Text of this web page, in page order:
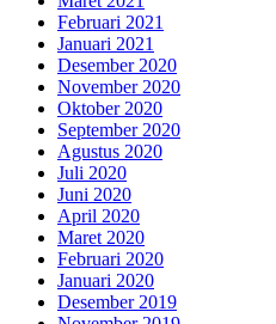
Februari 2021
Januari 2021
Desember 2020
November 2020
Oktober 2020
September 2020
Agustus 2020
Juli 2020
Juni 2020
April 2020
Maret 2020
Februari 2020
Januari 2020
Desember 2019